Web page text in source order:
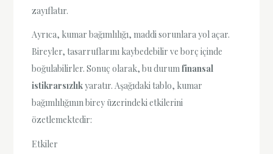
zayıflatır.
Ayrıca, kumar bağımlılığı, maddi sorunlara yol açar.
Bireyler, tasarruflarını kaybedebilir ve borç içinde
boğulabilirler. Sonuç olarak, bu durumfinansal
istikrarsızlıkyaratır. Aşağıdaki tablo, kumar
bağımlılığının birey üzerindeki etkilerini
özetlemektedir:
Etkiler